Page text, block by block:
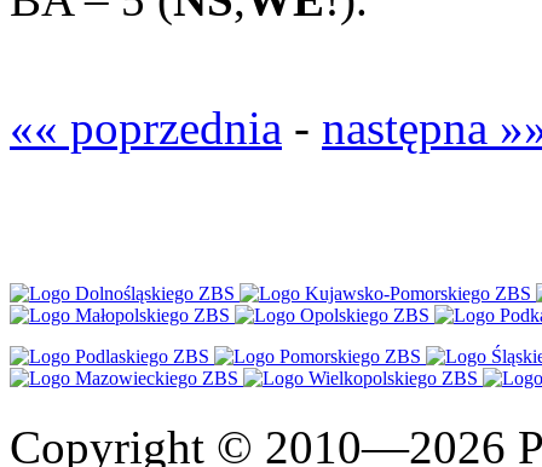
«« poprzednia - następna
Copyright © 2010—2026